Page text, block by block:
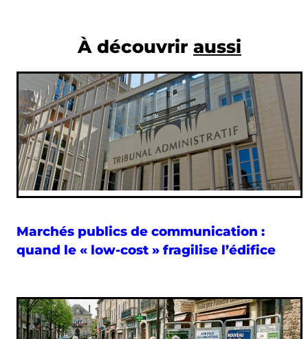
À découvrir aussi
Marchés publics de communication :
quand le « low-cost » fragilise l’édifice